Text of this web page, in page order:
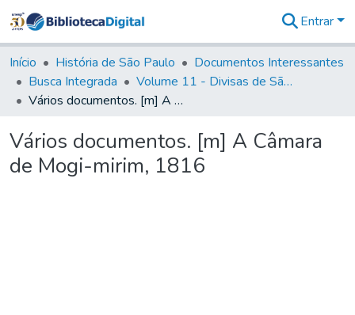
&
Coleções
Tudo na
Biblioteca
Estatísticas
Entrar
Início História de São Paulo
Documentos Interessantes
Busca Integrada
Volume 11 - Divisas de São Paulo e Minas Gerais
Vários documentos. [m] A Câmara de Mogi-mirim, 1816
Vários documentos. [m] A Câmara
de Mogi-mirim, 1816